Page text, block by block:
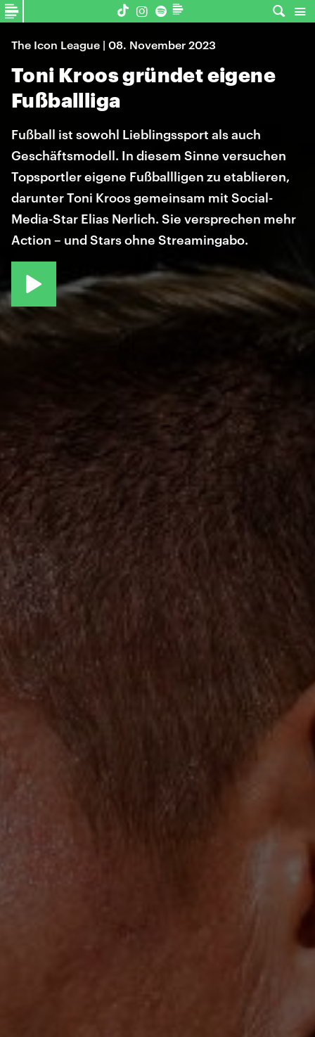
The Icon League | 08. November 2023
Toni Kroos gründet eigene
Fußballliga
Fußball ist sowohl Lieblingssport als auch
Geschäftsmodell. In diesem Sinne versuchen
Topsportler eigene Fußballligen zu etablieren,
darunter Toni Kroos gemeinsam mit Social-
Media-Star Elias Nerlich. Sie versprechen mehr
Action – und Stars ohne Streamingabo.